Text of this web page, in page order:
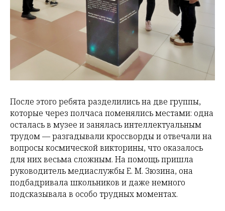
После этого ребята разделились на две группы,
которые через полчаса поменялись местами: одна
осталась в музее и занялась интеллектуальным
трудом — разгадывали кроссворды и отвечали на
вопросы космической викторины, что оказалось
для них весьма сложным. На помощь пришла
руководитель медиаслужбы Е. М. Зюзина, она
подбадривала школьников и даже немного
подсказывала в особо трудных моментах.